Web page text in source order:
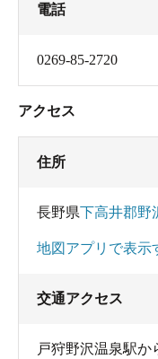
電話
0269-85-2720
アクセス
住所
長野県下高井郡野
地図アプリで表示
交通アクセス
戸狩野沢温泉駅か